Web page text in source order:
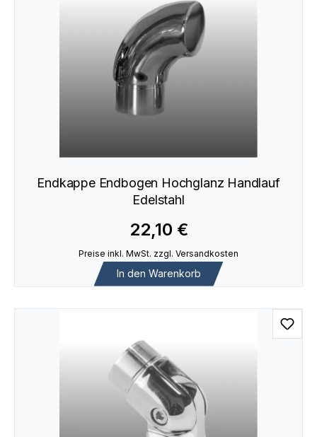
Endkappe Endbogen Hochglanz Handlauf
Edelstahl
22,10 €
Preise inkl. MwSt. zzgl. Versandkosten
In den Warenkorb